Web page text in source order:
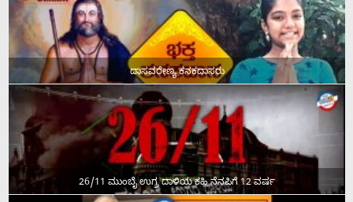
ದಾಸವರೇಣ್ಯ ಕನಕದಾಸರು
26/11 ಮುಂಬೈ ಉಗ್ರ ದಾಳಿಯ ಕಹಿ ನೆನಪಿಗೆ 12 ವರ್ಷ